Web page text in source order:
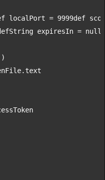
localPort = 9999def
String expiresIn = null